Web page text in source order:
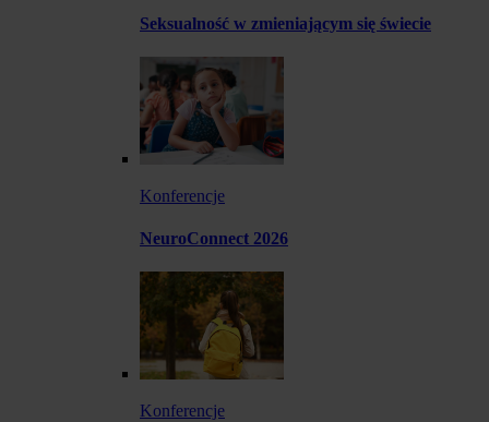
Seksualność w zmieniającym się świecie
Konferencje
NeuroConnect 2026
Konferencje